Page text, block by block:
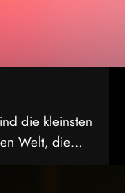
die kleinsten
Welt, die